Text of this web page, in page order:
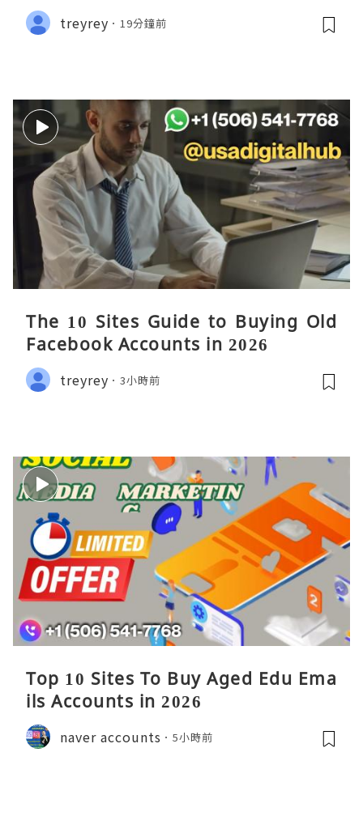
treyrey 19分鐘前
The 10 Sites Guide to Buying Old
Facebook Accounts in 2026
treyrey 3小時前
Top 10 Sites To Buy Aged Edu Ema
ils Accounts in 2026
naver accounts 5小時前